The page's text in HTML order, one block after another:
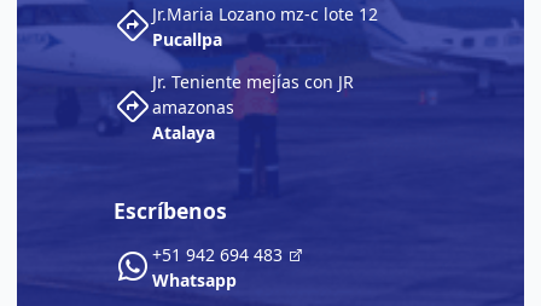
Jr.Maria Lozano mz-c lote 12
Pucallpa
Jr. Teniente mejías con JR
amazonas
Atalaya
Escríbenos
+51 942 694 483
Whatsapp